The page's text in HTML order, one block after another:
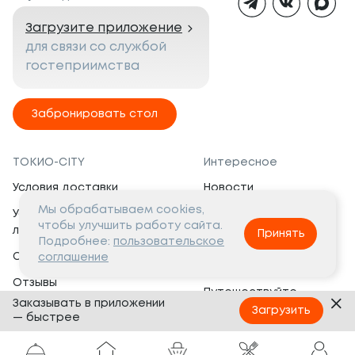
своевременно проводим
оплаты и всегда ищем
решения, при которых все
остаются в выигрыше.
производство и повышения
стоимости услуг наших
контрагентов-курьеров мы
стоимость блюд в меню, а
платной. Но, несмотря на
обстоятельства, ТОКИО-
CITY были и остаются
демократичными
Вам, не нравится тенденция
повышения цен, но
требуют подобных мер. Вы
Загрузите приложение
для связи со службой
гостеприимства
Забронировать стол
ТОКИО-CITY
Условия доставки
Условия программы
лояльности
Сертификаты
Отзывы
Банкеты
Интересное
Новости
Вакансии
Социальная жизнь
Путешествуйте
с ТОКИО-CITY
Партнёрам
Мы обрабатываем cookies,
чтобы улучшить работу сайта.
Подробнее: пользовательское
соглашение
Принять
Заказывать в приложении
— быстрее
Загрузить